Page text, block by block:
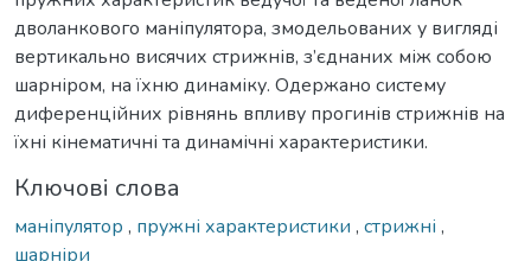
дволанкового маніпулятора, змодельованих у вигляді
вертикально висячих стрижнів, з’єднаних між собою
шарніром, на їхню динаміку. Одержано систему
диференційних рівнянь впливу прогинів стрижнів на
їхні кінематичні та динамічні характеристики.
Ключові слова
маніпулятор , пружні характеристики , стрижні ,
шарніри